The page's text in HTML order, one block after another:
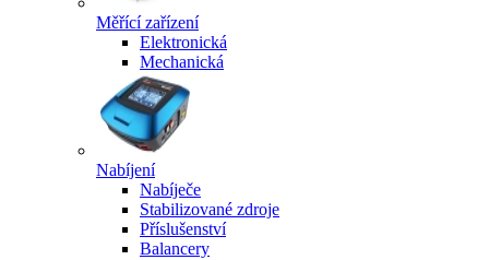
Měřící zařízení
Elektronická
Mechanická
Nabíjení
Nabíječe
Stabilizované zdroje
Příslušenství
Balancery